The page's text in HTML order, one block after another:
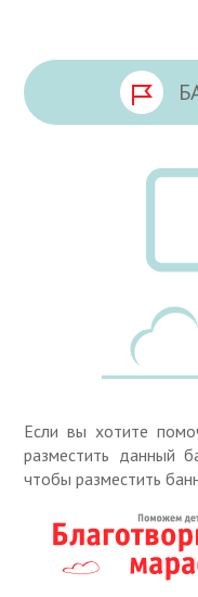
Если вы хотите
разместить данный
чтобы разместить